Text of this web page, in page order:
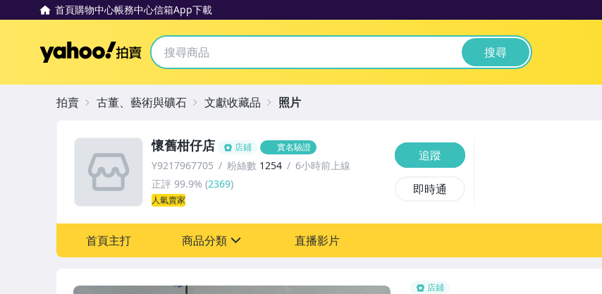
首頁購物中心帳務中心信箱App下載
Yahoo拍賣 搜尋
店鋪
懷舊柑仔店 店鋪 實名驗證
Y9217967705 粉絲數 1254
6小時前上線
正評 99.9% (2369)
人氣賣家
追蹤
即時通
首頁主打 商品分類 直播影片
拍賣 古董、藝術與礦石 文獻收藏品 照片